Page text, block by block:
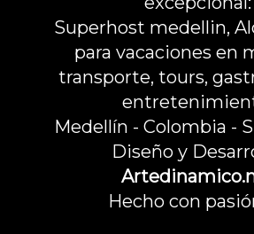
Superhost medellin,
para vacaciones en
transporte, tours,
Medellín - Colombia -
Diseño y
Hecho con